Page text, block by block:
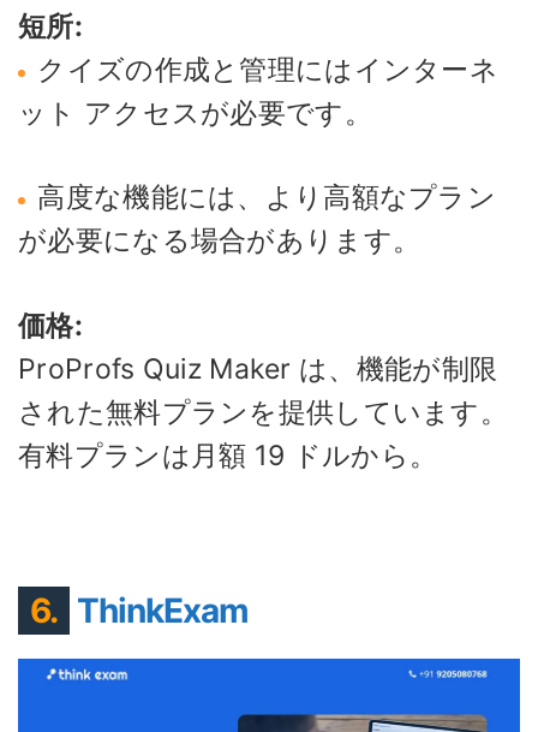
短所:
クイズの作成と管理にはインターネ
ット アクセスが必要です。
高度な機能には、より高額なプラン
が必要になる場合があります。
価格:
ProProfs Quiz Maker は、機能が制限
された無料プランを提供しています。
有料プランは月額 19 ドルから。
6. ThinkExam